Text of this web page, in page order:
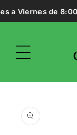
directamente
al contenido
a Viernes de
información